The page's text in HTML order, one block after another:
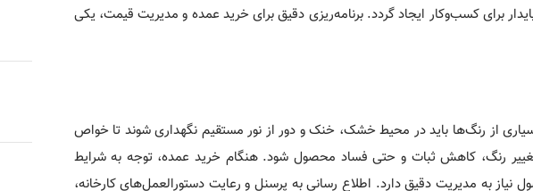
برای کسب‌وکار ایجاد گردد. برنامه‌ریزی دقیق برای خرید عمده و مدیریت قیمت، یکی
از رنگ‌ها باید در محیط خشک، خنک و دور از نور مستقیم نگهداری شوند تا خواص
تغییر رنگ، کاهش ثبات و حتی فساد محصول شود. هنگام خرید عمده، توجه به شرایط
به مدیریت دقیق دارد. اطلاع رسانی به پرسنل و رعایت دستورالعمل‌های کارخانه،